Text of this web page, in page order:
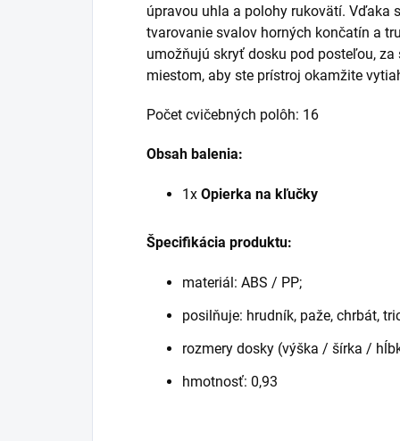
úpravou uhla a polohy rukovätí. Vďaka
tvarovanie svalov horných končatín a
umožňujú skryť dosku pod posteľou,
miestom, aby ste prístroj okamžite
Počet cvičebných polôh: 16
Obsah balenia:
1x Opierka na kľučky
Špecifikácia produktu:
materiál: ABS / PP;
posilňuje: hrudník, paže, chrbát,
rozmery dosky (výška / šírka /
hmotnosť: 0,93